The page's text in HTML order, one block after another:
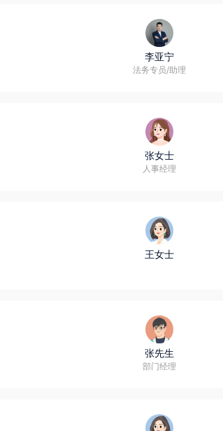
李亚宁
法务专员/助理
张女士
人事经理
王女士
张先生
部门经理